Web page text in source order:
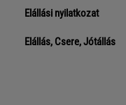
Elállási nyilatkozat
Elállás, Csere, Jótállás